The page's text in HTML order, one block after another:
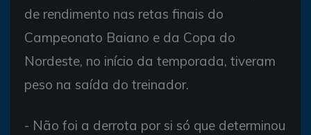
de rendimento nas retas finais do
Campeonato Baiano e da Copa do
Nordeste, no início da temporada, tiveram
peso na saída do treinador.
- Não foi a derrota por si só que determinou